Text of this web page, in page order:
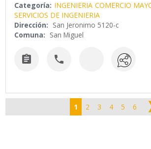
Categoría: INGENIERIA COMERCIO
SERVICIOS DE INGENIERIA
Dirección: San Jeronimo 5120-c
Comuna: San Miguel
 
1 2 3 4 5 6